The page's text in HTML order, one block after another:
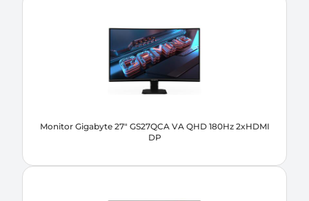
Monitor Gigabyte 27" GS27QCA VA QHD 180Hz 2xHDMI
DP